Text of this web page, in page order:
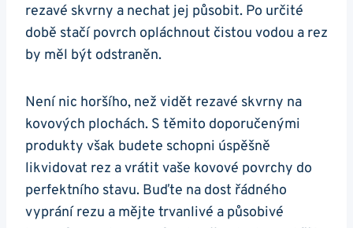
rezavé skvrny a nechat jej působit. Po určité
době stačí povrch opláchnout čistou vodou a rez
by měl být odstraněn.
Není nic horšího, než vidět rezavé skvrny na
kovových plochách. S těmito doporučenými
produkty však budete schopni úspěšně
likvidovat rez a vrátit vaše kovové povrchy do
perfektního stavu. Buďte na dost řádného
vyprání rezu a mějte trvanlivé a působivé